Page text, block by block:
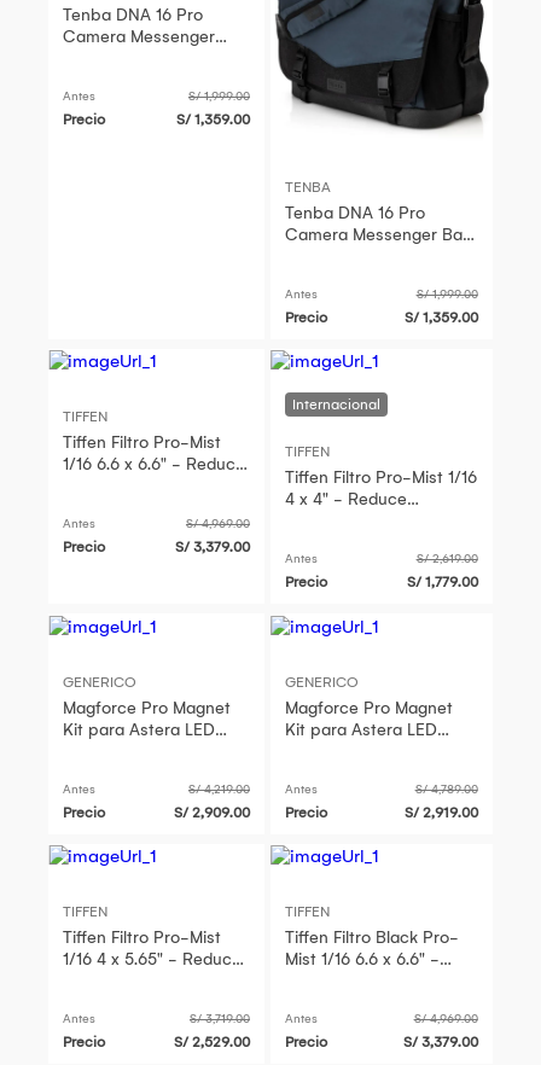
Tenba DNA 16 Pro
Camera Messenger
Compartiment
Antes S/ 1,999.00
Precio S/ 1,359.00
TENBA
Tenba DNA 16 Pro
Camera Messenger Bag
Compartiment
Antes S/ 1,999.00
Precio S/ 1,359.00
TIFFEN
Tiffen Filtro Pro-Mist
1/16 6.6 x 6.6" - Reduce
Antes S/ 4,969.00
Precio S/ 3,379.00
TIFFEN
Tiffen Filtro Pro-Mist 1/16
4 x 4" - Reduce
Antes S/ 2,619.00
Precio S/ 1,779.00
GENERICO
Magforce Pro Magnet
Kit para Astera LED
placas adhesiv
Antes S/ 4,219.00
Precio S/ 2,909.00
GENERICO
Magforce Pro Magnet
Kit para Astera LED
adhesiv
Antes S/ 4,789.00
Precio S/ 2,919.00
TIFFEN
Tiffen Filtro Pro-Mist
1/16 4 x 5.65" - Reduce
Antes S/ 3,719.00
Precio S/ 2,529.00
TIFFEN
Tiffen Filtro Black Pro-
Mist 1/16 6.6 x 6.6" -
Arrug
Antes S/ 4,969.00
Precio S/ 3,379.00